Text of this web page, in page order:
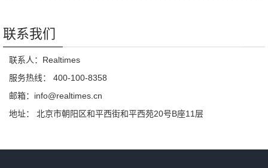
联系我们
联系人：Realtimes
服务热线： 400-100-8358
邮箱：info@realtimes.cn
地址： 北京市朝阳区和平西街和平西苑20号B座11层